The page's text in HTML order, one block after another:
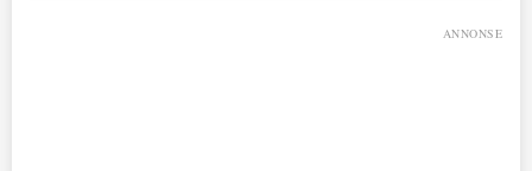
ANNONSE